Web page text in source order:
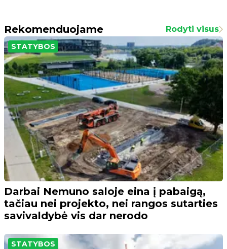
Rekomenduojame Rodyti visus
STATYBOS
Darbai Nemuno saloje eina į pabaigą,
tačiau nei projekto, nei rangos sutarties
savivaldybė vis dar nerodo
STATYBOS